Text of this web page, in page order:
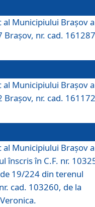
Municipiului Braşov a
Brașov, nr. cad.
Municipiului Braşov a
Brașov, nr. cad.
Municipiului Braşov a
înscris în C.F. nr.
19/224 din terenul
cad. 103260, de la